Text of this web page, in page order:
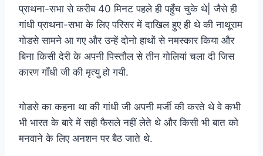
प्राथना-सभा से करीब 40 मिनट पहले ही पहुँच चुके थे| जैसे ही
गांधी प्राथना-सभा के लिए परिसर में दाखिल हुए ही थे की नाथूराम
गोडसे सामने आ गए और उन्हें दोनो हाथों से नमस्कार किया और
बिना किसी देरी के अपनी पिस्तौल से तीन गोलियां चला दी जिस
कारण गाँधी जी की मृत्यु हो गयी.
गोडसे का कहना था की गांधी जी अपनी मर्जी की करते थे वे कभी
भी भारत के बारे में सही फैसले नहीं लेते थे और किसी भी बात को
मनवाने के लिए अनशन पर बैठ जाते थे.